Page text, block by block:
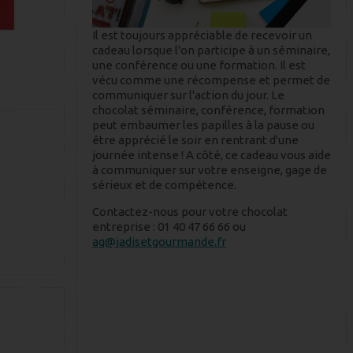
Il est toujours appréciable de recevoir un
cadeau lorsque l'on participe à un séminaire,
une conférence ou une formation. Il est
vécu comme une récompense et permet de
communiquer sur l'action du jour. Le
chocolat séminaire, conférence, formation
peut embaumer les papilles à la pause ou
être apprécié le soir en rentrant d'une
journée intense ! A côté, ce cadeau vous aide
à communiquer sur votre enseigne, gage de
sérieux et de compétence.
Contactez-nous pour votre chocolat
entreprise : 01 40 47 66 66 ou
ag@jadisetgourmande.fr